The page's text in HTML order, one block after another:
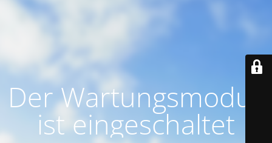
Der Wartungsmodus
ist eingeschaltet